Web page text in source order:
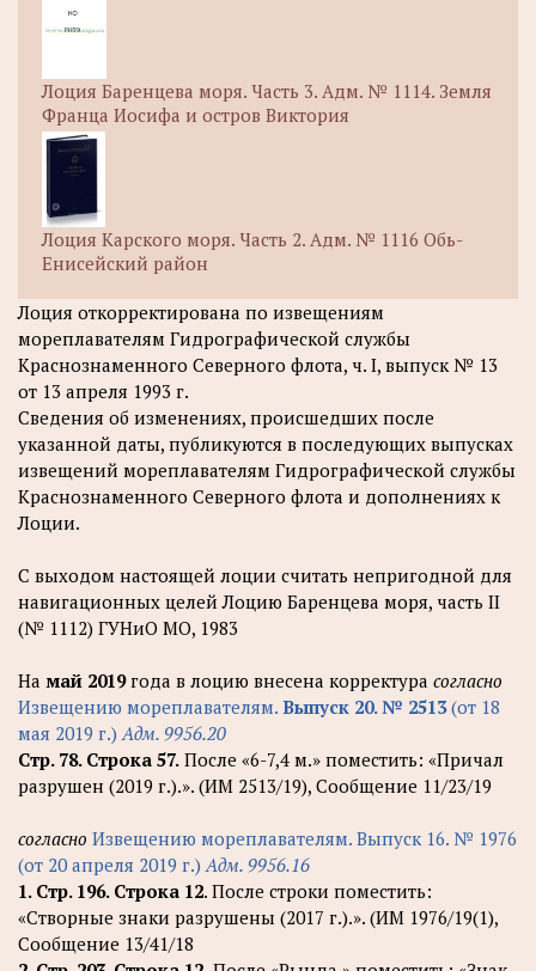
Лоция Баренцева моря. Часть 3. Адм. № 1114. Земля
Франца Иосифа и остров Виктория
Лоция Карского моря. Часть 2. Адм. № 1116 Обь-
Енисейский район
Лоция откорректирована по извещениям
мореплавателям Гидрографической службы
Краснознаменного Северного флота, ч. I, выпуск № 13
от 13 апреля 1993 г.
Сведения об изменениях, происшедших после
указанной даты, публикуются в последующих выпусках
извещений мореплавателям Гидрографической службы
Краснознаменного Северного флота и дополнениях к
Лоции.
С выходом настоящей лоции считать непригодной для
навигационных целей Лоцию Баренцева моря, часть II
(№ 1112) ГУНиО МО, 1983
На май 2019года в лоцию внесена корректура согласно
Извещению мореплавателям. Выпуск 20. № 2513(от 18
мая 2019 г.)Адм. 9956.20
Стр. 78. Строка 57. После «6-7,4 м.» поместить: «Причал
разрушен (2019 г.).». (ИМ 2513/19), Сообщение 11/23/19
согласно Извещению мореплавателям. Выпуск 16. № 1976
(от 20 апреля 2019 г.)Адм. 9956.16
1. Стр. 196. Строка 12. После строки поместить:
«Створные знаки разрушены (2017 г.).». (ИМ 1976/19(1),
Сообщение 13/41/18